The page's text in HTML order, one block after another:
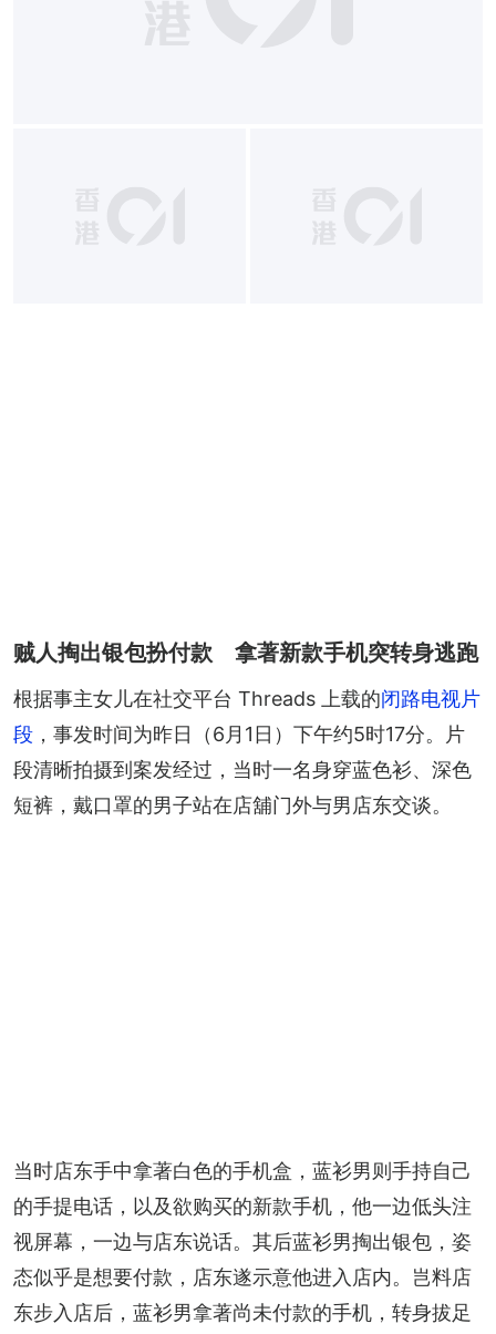
贼人掏出银包扮付款 拿著新款手机突转身逃跑
根据事主女儿在社交平台 Threads 上载的闭路电视片
段 ，事发时间为昨日（6月1日）下午约5时17分。片
段清晰拍摄到案发经过，当时一名身穿蓝色衫、深色
短裤，戴口罩的男子站在店舖门外与男店东交谈。
当时店东手中拿著白色的手机盒，蓝衫男则手持自己
的手提电话，以及欲购买的新款手机，他一边低头注
视屏幕，一边与店东说话。其后蓝衫男掏出银包，姿
态似乎是想要付款，店东遂示意他进入店内。岂料店
东步入店后，蓝衫男拿著尚未付款的手机，转身拔足